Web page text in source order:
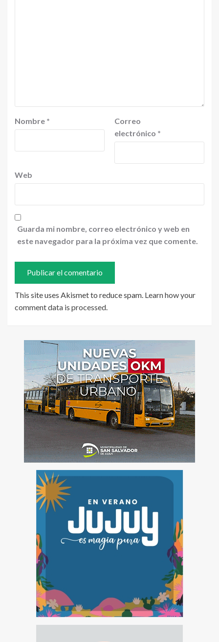
Nombre *
Correo
electrónico *
Web
Guarda mi nombre, correo electrónico y web en
este navegador para la próxima vez que comente.
This site uses Akismet to reduce spam. Learn how your
comment data is processed.